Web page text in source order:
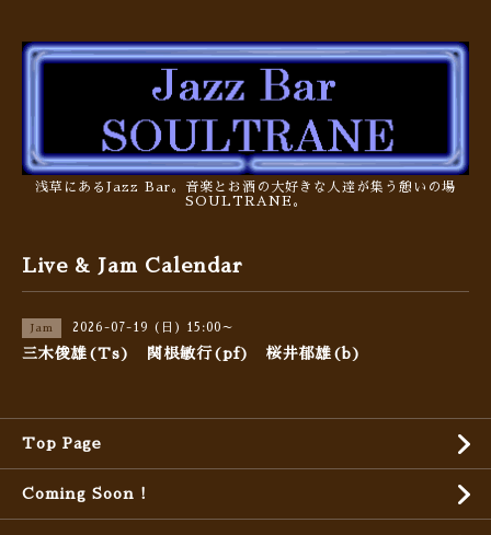
浅草にあるJazz Bar。音楽とお酒の大好きな人達が集う憩いの場
SOULTRANE。
Live & Jam Calendar
Jam 2026-07-19 (日) 15:00～
三木俊雄(Ts) 関根敏行(pf) 桜井郁雄(b)
Top Page
Coming Soon !